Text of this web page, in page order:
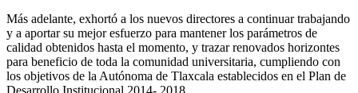
Más adelante, exhortó a los nuevos directores a continuar trabajando
y a aportar su mejor esfuerzo para mantener los parámetros de
calidad obtenidos hasta el momento, y trazar renovados horizontes
para beneficio de toda la comunidad universitaria, cumpliendo con
los objetivos de la Autónoma de Tlaxcala establecidos en el Plan de